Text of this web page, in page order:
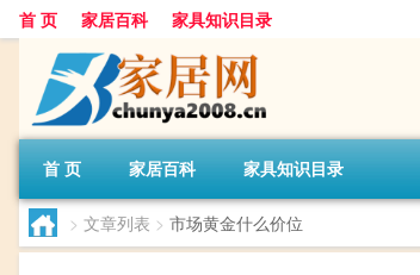
首 页 家居百科 家具知识目录
首 页 家居百科 家具知识目录
> 文章列表 > 市场黄金什么价位